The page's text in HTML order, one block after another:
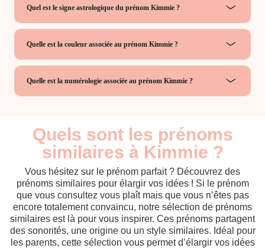
Quel est le signe astrologique du prénom Kimmie ?
Quelle est la couleur associée au prénom Kimmie ?
Quelle est la numérologie associée au prénom Kimmie ?
Quels sont les prénoms
similaires à Kimmie ?
Vous hésitez sur le prénom parfait ? Découvrez des
prénoms similaires pour élargir vos idées ! Si le prénom
que vous consultez vous plaît mais que vous n’êtes pas
encore totalement convaincu, notre sélection de prénoms
similaires est là pour vous inspirer. Ces prénoms partagent
des sonorités, une origine ou un style similaires. Idéal pour
les parents, cette sélection vous permet d’élargir vos idées